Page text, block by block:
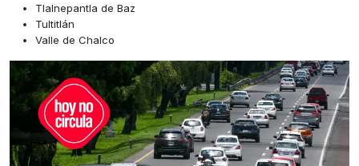
Tlalnepantla de Baz
Tultitlán
Valle de Chalco